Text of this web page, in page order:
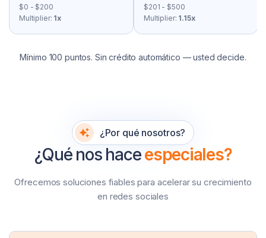
$0 - $200
Multiplier: 1x
$201 - $500
Multiplier: 1.15x
Mínimo 100 puntos. Sin crédito automático — usted decide.
¿Por qué nosotros?
¿Qué nos haceespeciales?
Ofrecemos soluciones fiables para acelerar su crecimiento
en redes sociales